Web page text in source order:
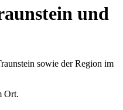
und
sowie der Region im
Ort.